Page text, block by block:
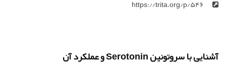
آشنایی با سروتونین Serotonin و عملکرد آن